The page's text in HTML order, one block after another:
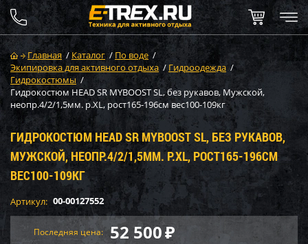
Главная / Каталог / По воде /
Экипировка для активного отдыха / Гидроодежда /
Гидрокостюмы /
Гидрокостюм HEAD SR MYBOOST SL, без рукавов, Мужской,
неопр.4/2/1,5мм. р.XL, рост165-196см вес100-109кг
ГИДРОКОСТЮМ HEAD SR MYBOOST SL, БЕЗ РУКАВОВ,
МУЖСКОЙ, НЕОПР.4/2/1,5ММ. Р.XL, РОСТ165-196СМ
ВЕС100-109КГ
Артикул: 00-00127552
Последняя цена: 52 500₽